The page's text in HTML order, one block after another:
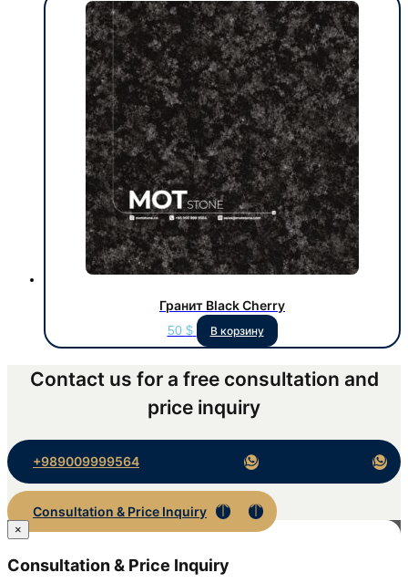
Гранит Black Cherry
50 $ В корзину
Contact us for a free consultation and
price inquiry
+989009999564
Consultation & Price Inquiry
×
Consultation & Price Inquiry